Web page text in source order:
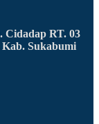
Cidadap RT. 03
Sukabumi